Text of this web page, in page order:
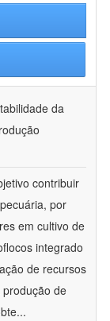
da
contribuir
por
em cultivo de
integrado
de recursos
de
...